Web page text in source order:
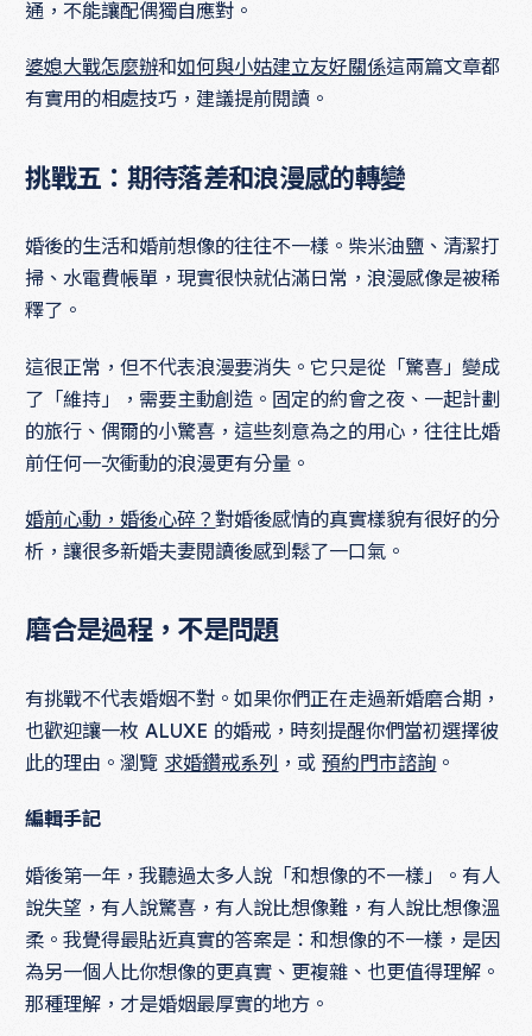
通，不能讓配偶獨自應對。
婆媳大戰怎麼辦和如何與小姑建立友好關係這兩篇文章都
有實用的相處技巧，建議提前閱讀。
挑戰五：期待落差和浪漫感的轉變
婚後的生活和婚前想像的往往不一樣。柴米油鹽、清潔打
掃、水電費帳單，現實很快就佔滿日常，浪漫感像是被稀
釋了。
這很正常，但不代表浪漫要消失。它只是從「驚喜」變成
了「維持」，需要主動創造。固定的約會之夜、一起計劃
的旅行、偶爾的小驚喜，這些刻意為之的用心，往往比婚
前任何一次衝動的浪漫更有分量。
婚前心動，婚後心碎？對婚後感情的真實樣貌有很好的分
析，讓很多新婚夫妻閱讀後感到鬆了一口氣。
磨合是過程，不是問題
有挑戰不代表婚姻不對。如果你們正在走過新婚磨合期，
也歡迎讓一枚 ALUXE 的婚戒，時刻提醒你們當初選擇彼
此的理由。瀏覽 求婚鑽戒系列 ，或預約門市諮詢 。
編輯手記
婚後第一年，我聽過太多人說「和想像的不一樣」。有人
說失望，有人說驚喜，有人說比想像難，有人說比想像溫
柔。我覺得最貼近真實的答案是：和想像的不一樣，是因
為另一個人比你想像的更真實、更複雜、也更值得理解。
那種理解，才是婚姻最厚實的地方。